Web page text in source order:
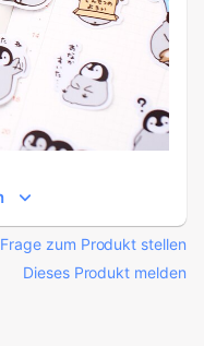
Frage zum Produkt stellen
Dieses Produkt melden